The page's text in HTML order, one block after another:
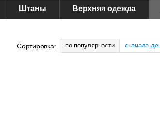
Штаны Верхняя одежда
Сортировка: по популярности сначала